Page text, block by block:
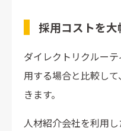
採用コストを
ダイレクトリクルー
用する場合と比較して、
きます。
人材紹介会社を利用